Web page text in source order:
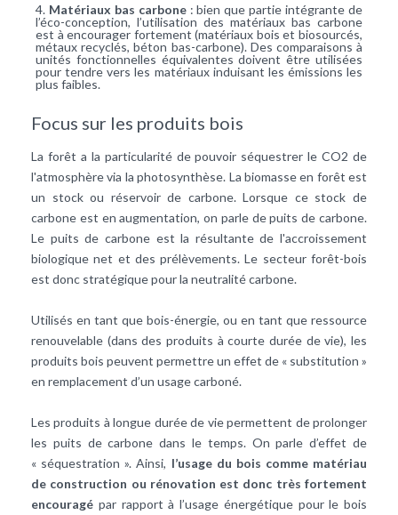
Matériaux bas carbone : bien que partie intégrante de
l’éco-conception, l’utilisation des matériaux bas carbone
est à encourager fortement (matériaux bois et biosourcés,
métaux recyclés, béton bas-carbone). Des comparaisons à
unités fonctionnelles équivalentes doivent être utilisées
pour tendre vers les matériaux induisant les émissions les
plus faibles.
Focus sur les produits bois
La forêt a la particularité de pouvoir séquestrer le CO2 de
l'atmosphère via la photosynthèse. La biomasse en forêt est
un stock ou réservoir de carbone. Lorsque ce stock de
carbone est en augmentation, on parle de puits de carbone.
Le puits de carbone est la résultante de l'accroissement
biologique net et des prélèvements. Le secteur forêt-bois
est donc stratégique pour la neutralité carbone.
Utilisés en tant que bois-énergie, ou en tant que ressource
renouvelable (dans des produits à courte durée de vie), les
produits bois peuvent permettre un effet de « substitution »
en remplacement d’un usage carboné.
Les produits à longue durée de vie permettent de prolonger
les puits de carbone dans le temps. On parle d’effet de
« séquestration ». Ainsi, l’usage du bois comme matériau
de construction ou rénovation est donc très fortement
encouragé par rapport à l’usage énergétique pour le bois